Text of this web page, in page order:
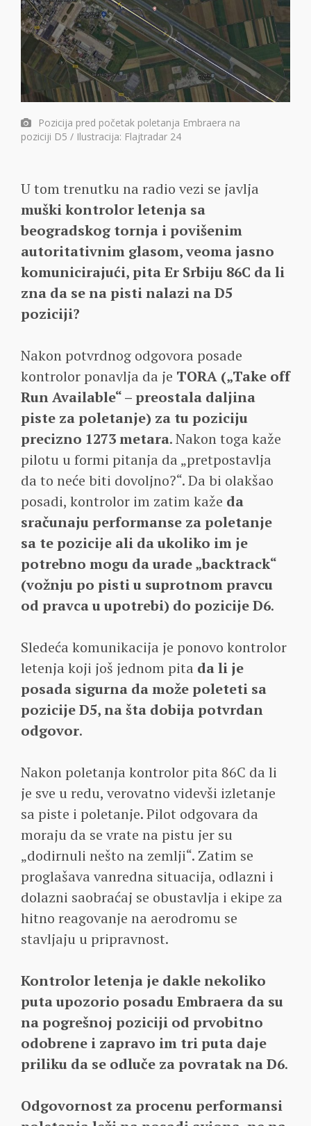
Pozicija pred početak poletanja Embraera na
poziciji D5 / Ilustracija: Flajtradar 24
U tom trenutku na radio vezi se javlja
muški kontrolor letenja sa
beogradskog tornja i povišenim
autoritativnim glasom, veoma jasno
komunicirajući, pita Er Srbiju 86C da li
zna da se na pisti nalazi na D5
poziciji?
Nakon potvrdnog odgovora posade
kontrolor ponavlja da je TORA („Take off
Run Available“ – preostala daljina
piste za poletanje) za tu poziciju
precizno 1273 metara. Nakon toga kaže
pilotu u formi pitanja da „pretpostavlja
da to neće biti dovoljno?“. Da bi olakšao
posadi, kontrolor im zatim kaže da
sračunaju performanse za poletanje
sa te pozicije ali da ukoliko im je
potrebno mogu da urade „backtrack“
(vožnju po pisti u suprotnom pravcu
od pravca u upotrebi) do pozicije D6.
Sledeća komunikacija je ponovo kontrolor
letenja koji još jednom pita da li je
posada sigurna da može poleteti sa
pozicije D5, na šta dobija potvrdan
odgovor.
Nakon poletanja kontrolor pita 86C da li
je sve u redu, verovatno videvši izletanje
sa piste i poletanje. Pilot odgovara da
moraju da se vrate na pistu jer su
„dodirnuli nešto na zemlji“. Zatim se
proglašava vanredna situacija, odlazni i
dolazni saobraćaj se obustavlja i ekipe za
hitno reagovanje na aerodromu se
stavljaju u pripravnost.
Kontrolor letenja je dakle nekoliko
puta upozorio posadu Embraera da su
na pogrešnoj poziciji od prvobitno
odobrene i zapravo im tri puta daje
priliku da se odluče za povratak na D6.
Odgovornost za procenu performansi